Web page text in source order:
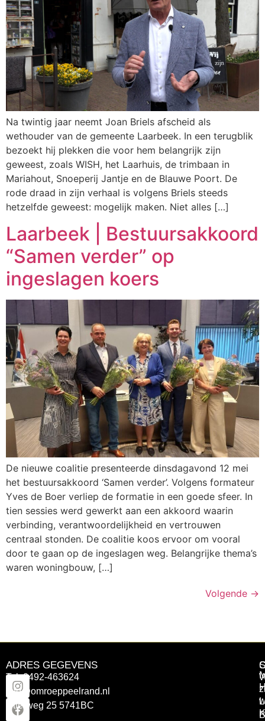
Na twintig jaar neemt Joan Briels afscheid als
wethouder van de gemeente Laarbeek. In een terugblik
bezoekt hij plekken die voor hem belangrijk zijn
geweest, zoals WISH, het Laarhuis, de trimbaan in
Mariahout, Snoeperij Jantje en de Blauwe Poort. De
rode draad in zijn verhaal is volgens Briels steeds
hetzelfde geweest: mogelijk maken. Niet alles […]
Laarbeek | Bestuursakkoord
“Samen verder” op
ingeslagen koers
De nieuwe coalitie presenteerde dinsdagavond 12 mei
het bestuursakkoord ‘Samen verder’. Volgens formateur
Yves de Boer verliep de formatie in een goede sfeer. In
tien sessies werd gewerkt aan een akkoord waarin
verbinding, verantwoordelijkheid en vertrouwen
centraal stonden. De coalitie koos ervoor om vooral
door te gaan op de ingeslagen weg. Belangrijke thema’s
waren woningbouw, […]
Volgende →
ADRES GEGEVENS
Tel: 0492-463624
info@omroeppeelrand.nl
Otterweg 25 5741BC